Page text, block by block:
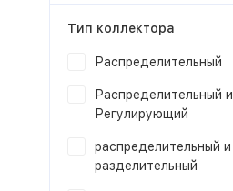
Тип коллектора
Распределительный
Распределительный и
Регулирующий
распределительный и
разделительный